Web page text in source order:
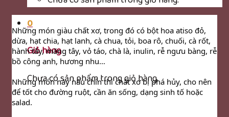
0
Giỏ hàng
Chưa có sản phẩm trong giỏ hàng.
Những món giàu chất xơ, trong đó có bột hoa atiso đỏ,
dừa, hạt chia, hạt lanh, cà chua, tỏi, boa rô, chuối, cà rốt,
hành tây, măng tây, vỏ táo, chà là, inulin, rễ ngưu bàng, rễ
bồ công anh, hương nhu…
Những món này nấu chín thì chất xơ bị phá hủy, cho nên
để tốt cho đường ruột, cần ăn sống, dạng sinh tố hoặc
salad.